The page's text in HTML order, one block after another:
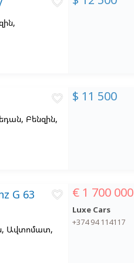
Բենզին,
favorite_border $ 11 500
G 63
Ավտոմատ,
favorite_border € 1 700 000
Luxe Cars
+374 94 114117